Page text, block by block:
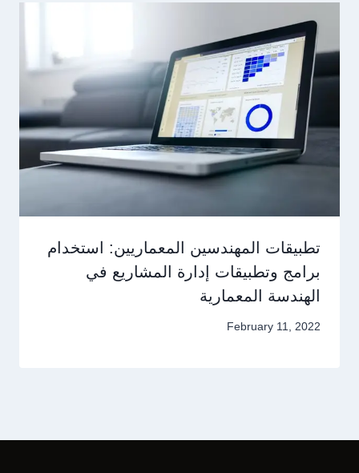
تطبيقات المهندسين المعماريين: استخدام
برامج وتطبيقات إدارة المشاريع في
الهندسة المعمارية
February 11, 2022